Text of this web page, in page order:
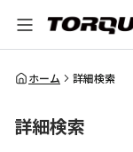
全体検索
ホーム 詳細検索
詳細検索